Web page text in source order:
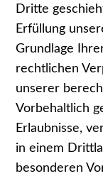
Dritte
Erfüllung
Grundlage
rechtlichen
unserer
Vorbehaltlich
Erlaubnisse,
in einem
besonderen